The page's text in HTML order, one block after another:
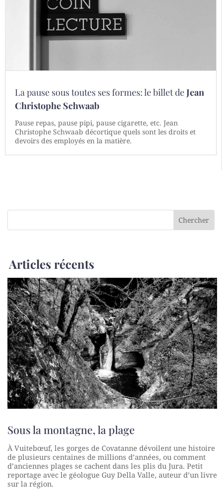
La pause sous toutes ses formes: le billet deJean
Christophe Schwaab
Pause repas, pause pipi, pause cigarette, etc. Jean
Christophe Schwaab décortique quels sont les droits et
devoirs des employés en la matière.
Articles récents
Sous la montagne, la plage
À Vuitebœuf, les gorges de Covatanne dévoilent une histoire
de plusieurs centaines de millions d’années, ou comment
d’anciennes plages se cachent dans les plis du Jura. Petit
reportage avec le géologue Guy Della Valle, auteur d’un livre
sur la région.